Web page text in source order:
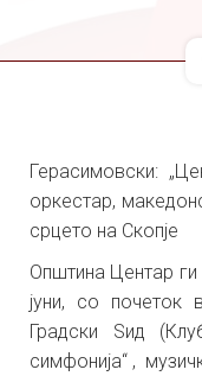
Герасимовски:
оркестар,
срцето на Скопје
Општина Центар ги
јуни, со почеток
Градски Ѕид
симфонија“ ,